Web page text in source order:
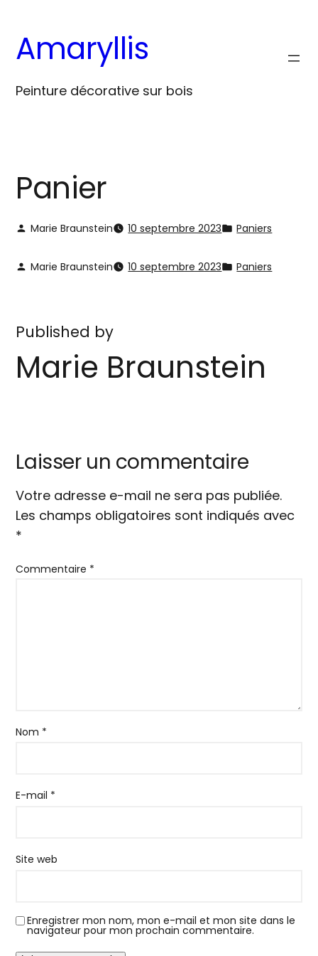
contenu
Amaryllis
Peinture décorative sur bois
Panier
Marie Braunstein 10 septembre 2023 Paniers
Marie Braunstein 10 septembre 2023 Paniers
Published by
Marie Braunstein
Laisser un commentaire
Votre adresse e-mail ne sera pas publiée.
Les champs obligatoires sont indiqués avec
*
Commentaire *
Nom *
E-mail *
Site web
Enregistrer mon nom, mon e-mail et mon site dans le
navigateur pour mon prochain commentaire.